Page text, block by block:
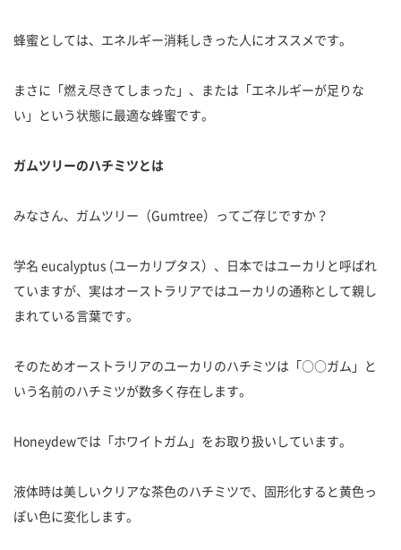
蜂蜜としては、エネルギー消耗しきった人にオススメです。
まさに「燃え尽きてしまった」、または「エネルギーが足りな
い」という状態に最適な蜂蜜です。
ガムツリーのハチミツとは
みなさん、ガムツリー（Gumtree）ってご存じですか？
学名 eucalyptus (ユーカリプタス）、日本ではユーカリと呼ばれ
ていますが、実はオーストラリアではユーカリの通称として親し
まれている言葉です。
そのためオーストラリアのユーカリのハチミツは「○○ガム」と
いう名前のハチミツが数多く存在します。
Honeydewでは「ホワイトガム」をお取り扱いしています。
液体時は美しいクリアな茶色のハチミツで、固形化すると黄色っ
ぽい色に変化します。